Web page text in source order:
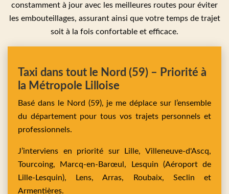
constamment à jour avec les meilleures routes pour éviter
les embouteillages, assurant ainsi que votre temps de trajet
soit à la fois confortable et efficace.
Taxi dans tout le Nord (59) – Priorité à
la Métropole Lilloise
Basé dans le Nord (59), je me déplace sur l’ensemble
du département pour tous vos trajets personnels et
professionnels.
J’interviens en priorité surLille,Villeneuve-d'Ascq,
Tourcoing,
Marcq-en-Barœul, Lesquin (Aéroport de
Lille-Lesquin), Lens,Arras, Roubaix, Seclin et
Armentières.